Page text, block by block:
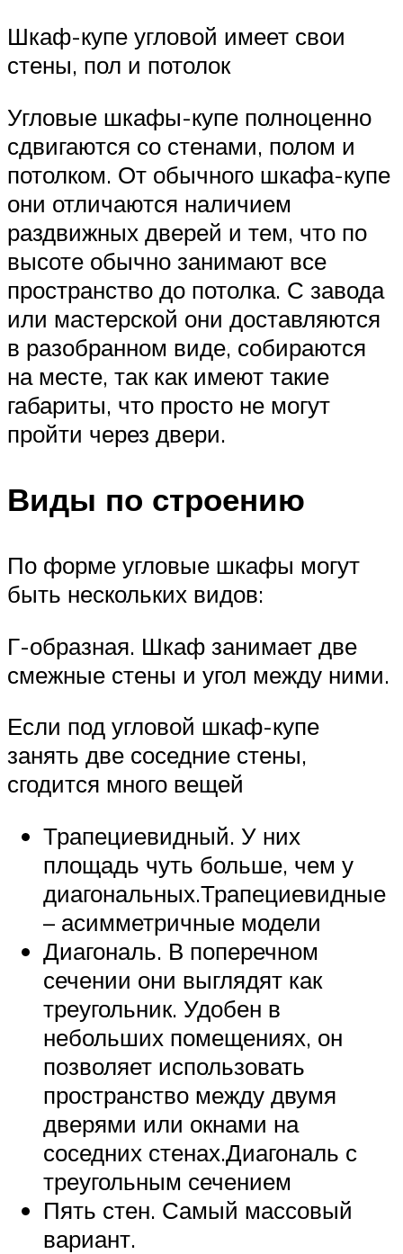
Шкаф-купе угловой имеет свои
стены, пол и потолок
Угловые шкафы-купе полноценно
сдвигаются со стенами, полом и
потолком. От обычного шкафа-купе
они отличаются наличием
раздвижных дверей и тем, что по
высоте обычно занимают все
пространство до потолка. С завода
или мастерской они доставляются
в разобранном виде, собираются
на месте, так как имеют такие
габариты, что просто не могут
пройти через двери.
Виды по строению
По форме угловые шкафы могут
быть нескольких видов:
Г-образная. Шкаф занимает две
смежные стены и угол между ними.
Если под угловой шкаф-купе
занять две соседние стены,
сгодится много вещей
Трапециевидный. У них
площадь чуть больше, чем у
диагональных.Трапециевидные
– асимметричные модели
Диагональ. В поперечном
сечении они выглядят как
треугольник. Удобен в
небольших помещениях, он
позволяет использовать
пространство между двумя
дверями или окнами на
соседних стенах.Диагональ с
треугольным сечением
Пять стен. Самый массовый
вариант.